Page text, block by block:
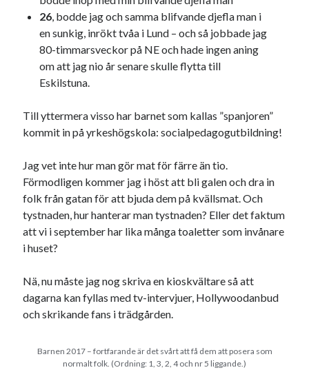
26, bodde jag och samma blifvande djefla man i
en sunkig, inrökt tvåa i Lund – och så jobbade jag
80-timmarsveckor på NE och hade ingen aning
om att jag nio år senare skulle flytta till
Eskilstuna.
Till yttermera visso har barnet som kallas ”spanjoren”
kommit in på yrkeshögskola: socialpedagogutbildning!
Jag vet inte hur man gör mat för färre än tio.
Förmodligen kommer jag i höst att bli galen och dra in
folk från gatan för att bjuda dem på kvällsmat. Och
tystnaden, hur hanterar man tystnaden? Eller det faktum
att vi i september har lika många toaletter som invånare
i huset?
Nä, nu måste jag nog skriva en kioskvältare så att
dagarna kan fyllas med tv-intervjuer, Hollywoodanbud
och skrikande fans i trädgården.
Barnen 2017 – fortfarande är det svårt att få dem att posera som
normalt folk. (Ordning: 1, 3, 2, 4 och nr 5 liggande.)